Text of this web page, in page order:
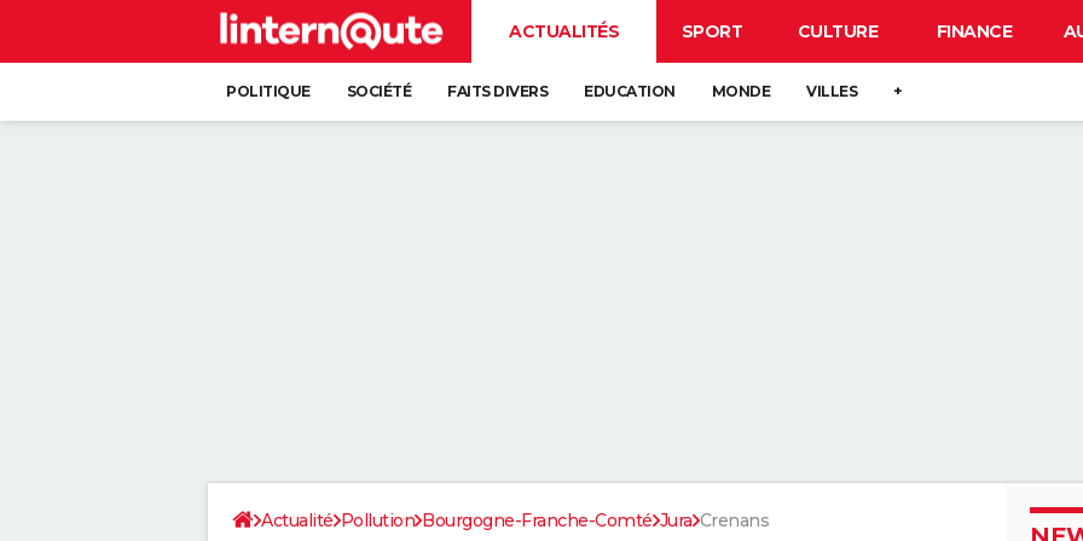
ACTUALITÉS SPORT CULTURE FINANCE
POLITIQUE SOCIÉTÉ FAITS DIVERS EDUCATION MONDE VILLES +
Actualité Pollution Bourgogne-Franche-Comté Jura Crenans